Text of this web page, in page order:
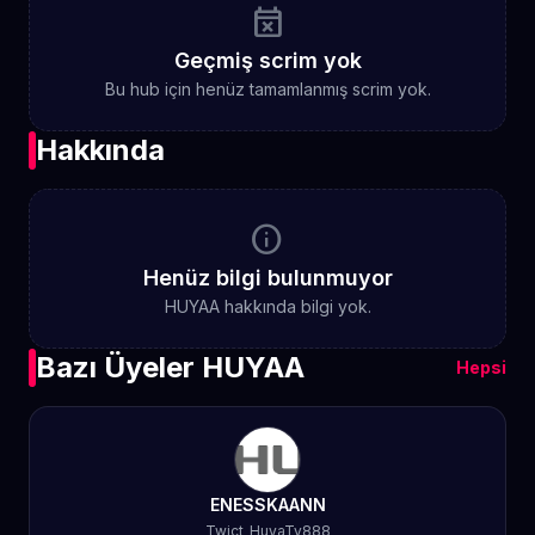
event_busy
Geçmiş scrim yok
Bu hub için henüz tamamlanmış scrim yok.
Hakkında
info
Henüz bilgi bulunmuyor
HUYAA hakkında bilgi yok.
Bazı Üyeler HUYAA Hepsi
ENESSKAANN
Twict_HuyaTv888